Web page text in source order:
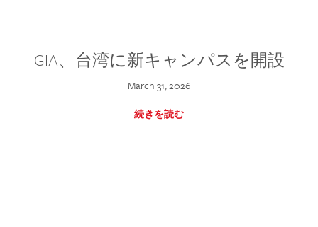
GIA、台湾に新キャンパスを開設
March 31, 2026
続きを読む